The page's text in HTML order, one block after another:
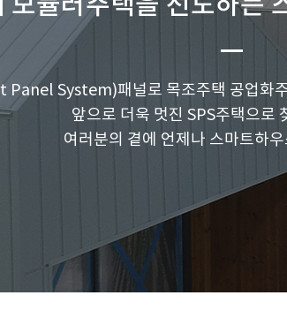
Panel System)패널로 목조주택 공업화
앞으로 더욱 멋진 SPS주택으로
여러분의 곁에 언제나 스마트하